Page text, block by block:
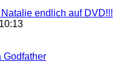
endlich auf DVD!!!
Godfather